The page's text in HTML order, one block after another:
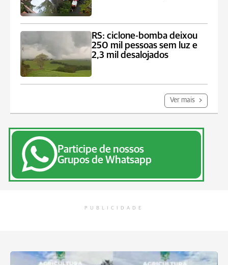
RS: ciclone-bomba deixou
250 mil pessoas sem luz e
2,3 mil desalojados
Ver mais
Participe de nossos
Grupos de Whatsapp
PUBLICIDADE